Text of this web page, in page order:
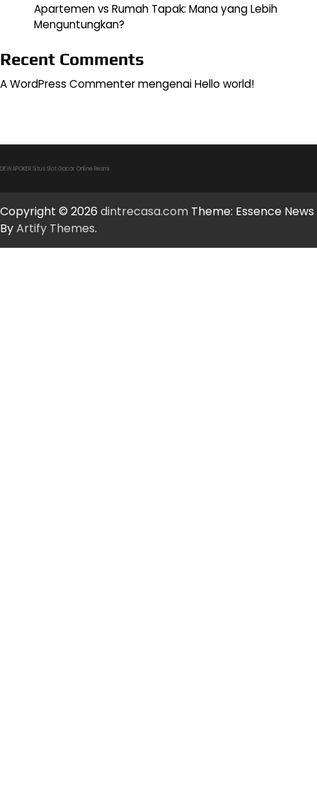
Apartemen vs Rumah Tapak: Mana yang Lebih
Menguntungkan?
Recent Comments
A WordPress CommentermengenaiHello world!
DEWAPOKER Situs Slot Gacor Online Resmi
Copyright © 2026 dintrecasa.com Theme: Essence News
ByArtify Themes.